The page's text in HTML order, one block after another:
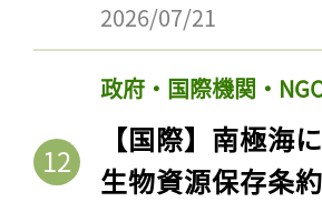
2026/07/21
政府・国際機関・
【国際】南極海
生物資源保存条
記事をお
ロ